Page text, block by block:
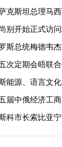
克斯坦总理马
别开始正式访
斯总统梅德韦杰
次定期会晤联
能源、语言文
届中俄经济工
科市长索比亚宁